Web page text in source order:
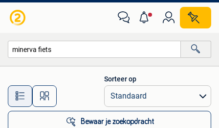
Alle afstanden…
Sorteer op
Bewaar je zoekopdracht